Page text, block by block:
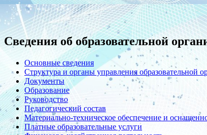
Сведения об образовательной
Основные сведения
Структура и органы управления образовательной
Документы
Образование
Руководство
Педагогический состав
Материально-техническое обеспечение и
Платные образовательные услуги